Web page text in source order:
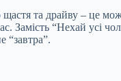
та драйву – це
Замість “Нехай усі
“завтра”.